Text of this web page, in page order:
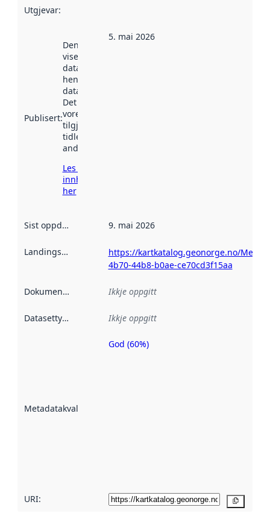
Utgjevar:
Publisert:
Denne datoen
viser når
datasettet vart
henta inn av
data.norge.no.
Det kan ha
vore
tilgjengeleg
tidlegare
andre stader.
Les meir om
innhenting
her
5. mai 2026
Sist oppdatert 9. mai 2026
Landingsside
https://kartkatalog.geonorge.no/
4b70-44b8-b0ae-ce70cd3f15aa
Dokumentasjon Ikkje oppgitt
Datasettype Ikkje oppgitt
Metadatakvalitet
Metadatakvalitet
God (60%)
URI: